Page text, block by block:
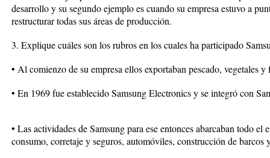
desarrollo y su segundo ejemplo es cuando su empresa estuvo a
restructurar todas sus áreas de producción.
3. Explique cuáles son los rubros en los cuales ha participado
• Al comienzo de su empresa ellos exportaban pescado, vegetales
• En 1969 fue establecido Samsung Electronics y se integró con
• Las actividades de Samsung para ese entonces abarcaban todo el
consumo, corretaje y seguros, automóviles, construcción de barcos